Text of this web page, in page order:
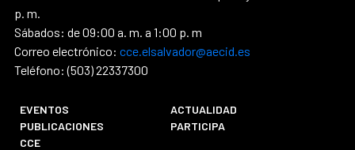
p. m.
Sábados: de 09:00 a. m. a 1:00 p. m
Correo electrónico: cce.elsalvador@aecid.es
Teléfono: (503) 22337300
EVENTOS
ACTUALIDAD
PUBLICACIONES
PARTICIPA
CCE